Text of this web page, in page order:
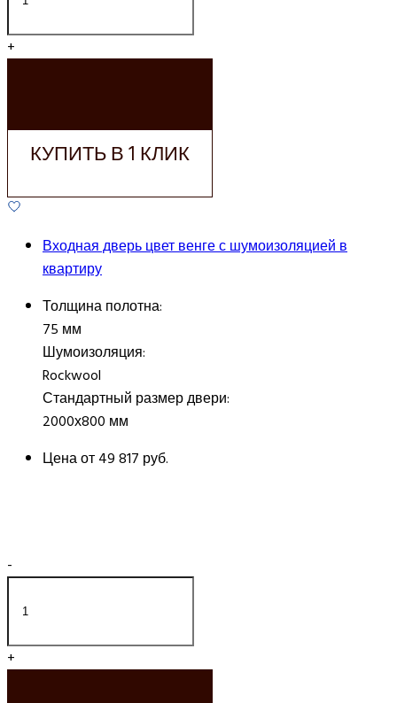
+
КУПИТЬ В 1 КЛИК
Входная дверь цвет венге с шумоизоляцией в
квартиру
Толщина полотна:
75 мм
Шумоизоляция:
Rockwool
Стандартный размер двери:
2000х800 мм
Цена от49 817 руб.
-
+